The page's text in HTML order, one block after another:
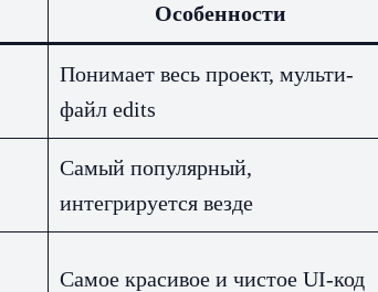
Особенности
Понимает весь проект, мульти-
файл edits
Самый популярный,
интегрируется везде
Самое красивое и чистое UI-код